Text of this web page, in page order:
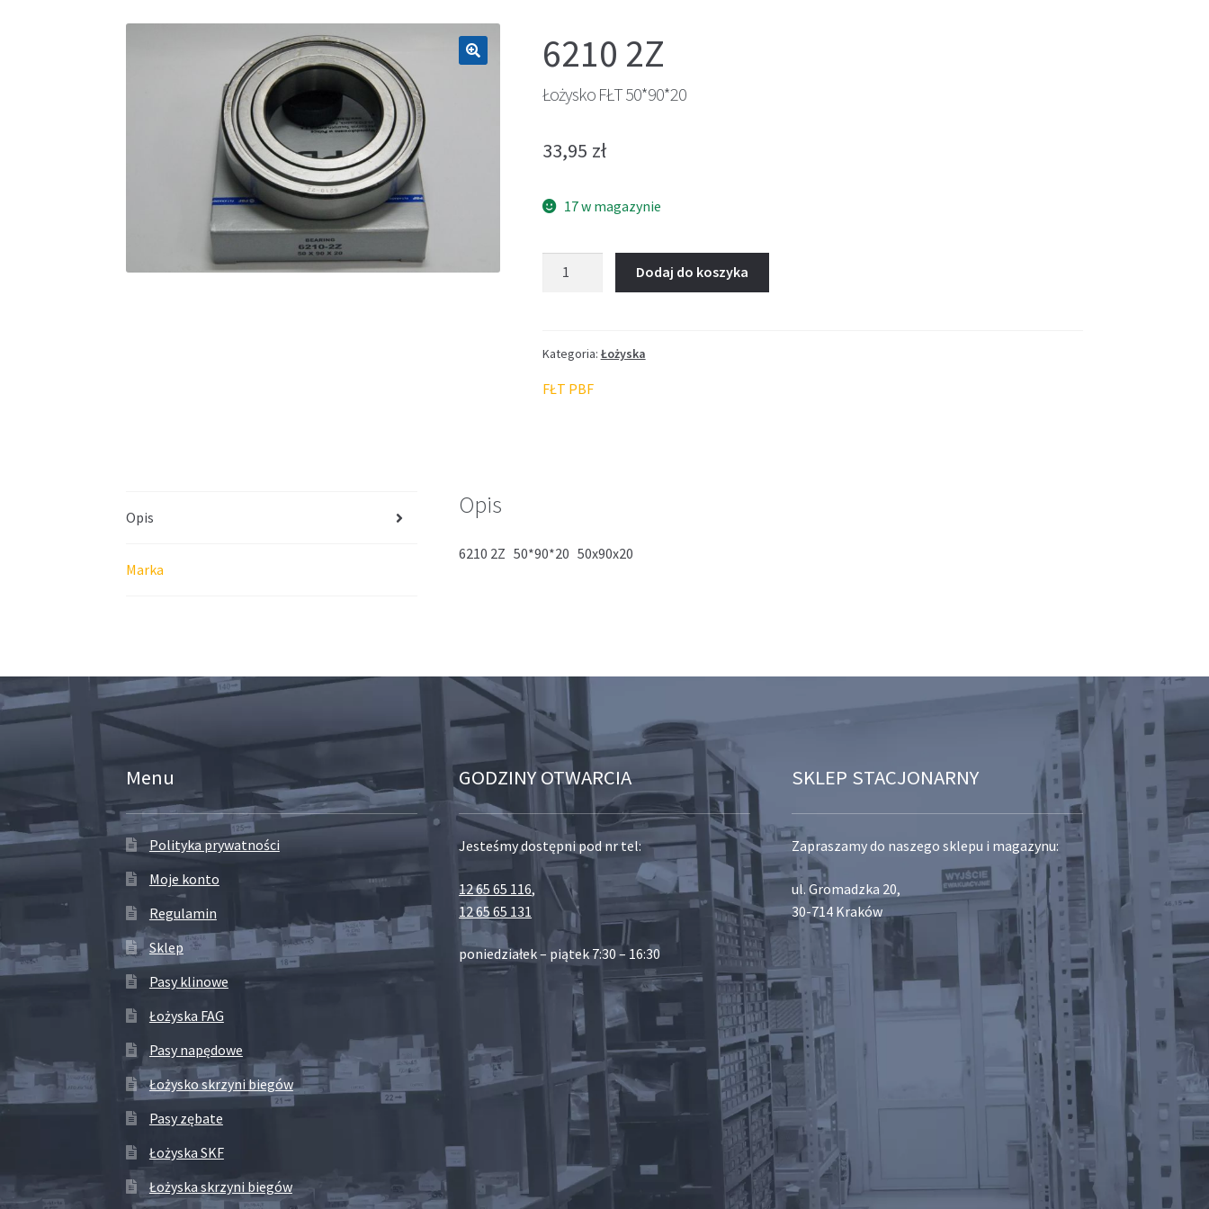
6210 2Z
Łożysko FŁT 50*90*20
33,95 zł
17 w magazynie
Dodaj do koszyka
Kategoria: Łożyska
FŁT PBF
Opis
Marka
Opis
6210 2Z 50*90*20 50x90x20
Menu
Polityka prywatności
Moje konto
Regulamin
Sklep
Pasy klinowe
Łożyska FAG
Pasy napędowe
Łożysko skrzyni biegów
Pasy zębate
Łożyska SKF
Łożyska skrzyni biegów
GODZINY OTWARCIA
Jesteśmy dostępni pod nr tel:
12 65 65 116,
12 65 65 131
poniedziałek – piątek 7:30 – 16:30
SKLEP STACJONARNY
Zapraszamy do naszego sklepu i magazynu:
ul. Gromadzka 20,
30-714 Kraków